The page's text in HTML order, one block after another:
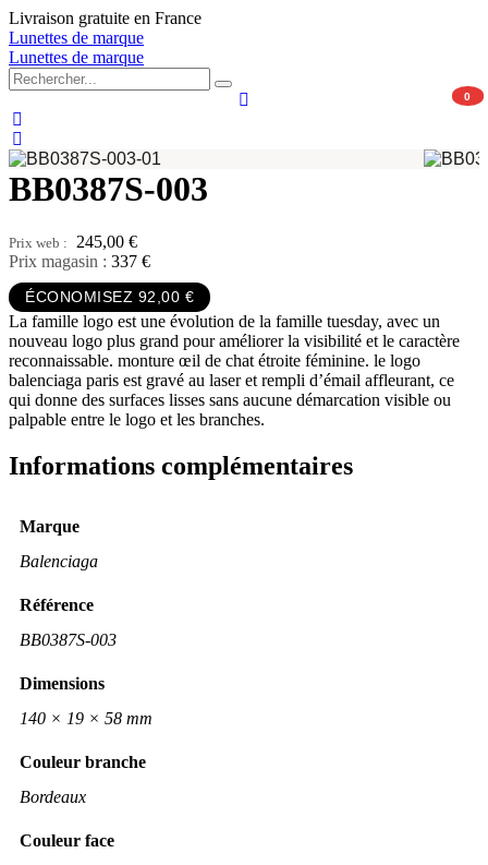
Aller
au
contenu
Livraison gratuite en France
Lunettes de marque
Lunettes de marque
0
BB0387S-003
245,00 €
Prix magasin : 337 €
ÉCONOMISEZ 92,00 €
La famille logo est une évolution de la famille tuesday, avec un
nouveau logo plus grand pour améliorer la visibilité et le caractère
reconnaissable. monture œil de chat étroite féminine. le logo
balenciaga paris est gravé au laser et rempli d’émail affleurant, ce
qui donne des surfaces lisses sans aucune démarcation visible ou
palpable entre le logo et les branches.
Informations complémentaires
Référence
BB0387S-003
Dimensions
140 × 19 × 58 mm
Couleur branche
Bordeaux
Couleur face
Marque
Balenciaga